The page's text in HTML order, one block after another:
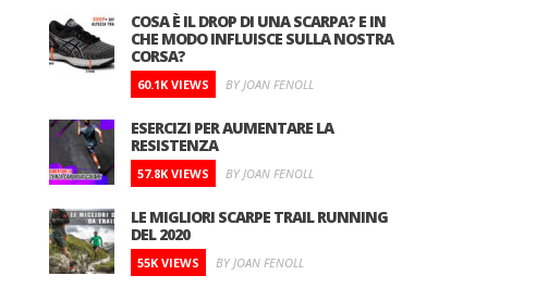
COSA È IL DROP DI UNA SCARPA? E IN
CHE MODO INFLUISCE SULLA NOSTRA
CORSA?
60.1K VIEWS BY JOAN FENOLL
ESERCIZI PER AUMENTARE LA
RESISTENZA
57.8K VIEWS BY JOAN FENOLL
LE MIGLIORI SCARPE TRAIL RUNNING
DEL 2020
55K VIEWS BY JOAN FENOLL